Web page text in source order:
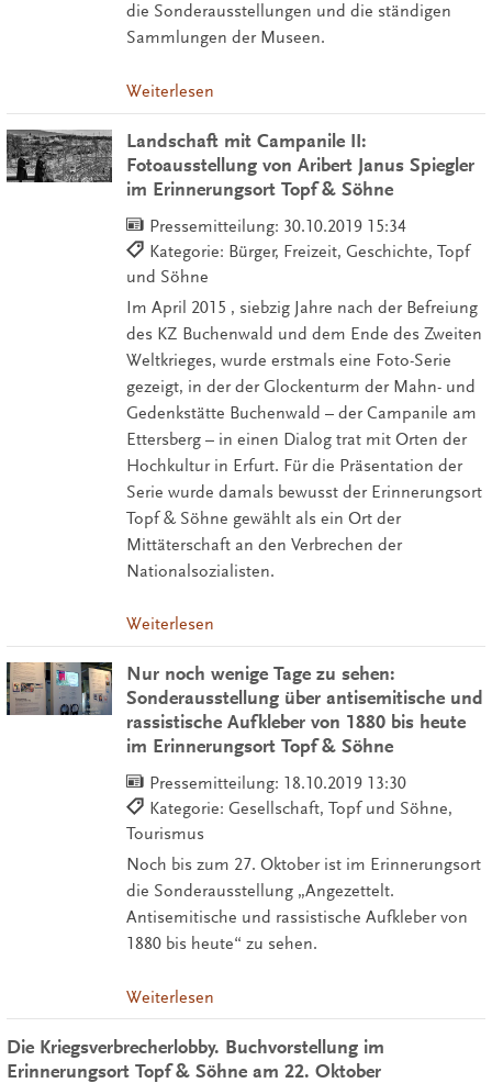
die Sonderausstellungen und die ständigen
Sammlungen der Museen.
Weiterlesen
Landschaft mit Campanile II:
Fotoausstellung von Aribert Janus Spiegler
im Erinnerungsort Topf & Söhne
Pressemitteilung: 30.10.2019 15:34
Kategorie: Bürger, Freizeit, Geschichte, Topf
und Söhne
Im April 2015 , siebzig Jahre nach der Befreiung
des KZ Buchenwald und dem Ende des Zweiten
Weltkrieges, wurde erstmals eine Foto-Serie
gezeigt, in der der Glockenturm der Mahn- und
Gedenkstätte Buchenwald – der Campanile am
Ettersberg – in einen Dialog trat mit Orten der
Hochkultur in Erfurt. Für die Präsentation der
Serie wurde damals bewusst der Erinnerungsort
Topf & Söhne gewählt als ein Ort der
Mittäterschaft an den Verbrechen der
Nationalsozialisten.
Weiterlesen
Nur noch wenige Tage zu sehen:
Sonderausstellung über antisemitische und
rassistische Aufkleber von 1880 bis heute
im Erinnerungsort Topf & Söhne
Pressemitteilung: 18.10.2019 13:30
Kategorie: Gesellschaft, Topf und Söhne,
Tourismus
Noch bis zum 27. Oktober ist im Erinnerungsort
die Sonderausstellung „Angezettelt.
Antisemitische und rassistische Aufkleber von
1880 bis heute“ zu sehen.
Weiterlesen
Die Kriegsverbrecherlobby. Buchvorstellung im
Erinnerungsort Topf & Söhne am 22. Oktober